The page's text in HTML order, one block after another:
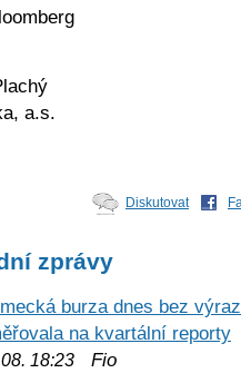
a.s.
Diskutovat
zprávy
burza dnes bez
na kvartální reporty
18:23 Fio